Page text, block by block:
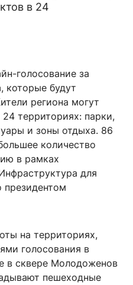
в 24
голосование за
которые будут
региона могут
территориях: парки,
и зоны отдыха. 86
количество
в рамках
для
президентом
на территориях,
голосования в
в сквере Молодоженов
пешеходные